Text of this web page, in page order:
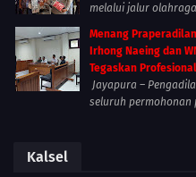
melalui jalur
Menang
Irhong Naeing dan
Tegaskan
Jayapura –
seluruh permohonan
Kalsel